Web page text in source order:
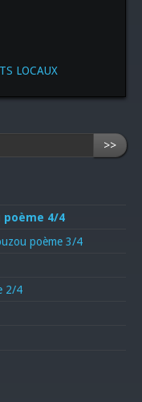
LOCAUX
>>
poème 4/4
poème 3/4
2/4